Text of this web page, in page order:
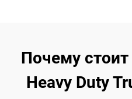
Почему
Heavy Duty